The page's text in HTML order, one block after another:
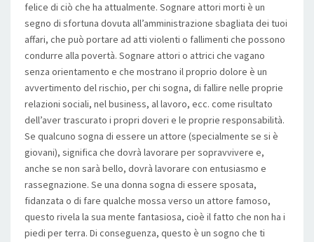
felice di ciò che ha attualmente. Sognare attori morti è un
segno di sfortuna dovuta all’amministrazione sbagliata dei tuoi
affari, che può portare ad atti violenti o fallimenti che possono
condurre alla povertà. Sognare attori o attrici che vagano
senza orientamento e che mostrano il proprio dolore è un
avvertimento del rischio, per chi sogna, di fallire nelle proprie
relazioni sociali, nel business, al lavoro, ecc. come risultato
dell’aver trascurato i propri doveri e le proprie responsabilità.
Se qualcuno sogna di essere un attore (specialmente se si è
giovani), significa che dovrà lavorare per sopravvivere e,
anche se non sarà bello, dovrà lavorare con entusiasmo e
rassegnazione. Se una donna sogna di essere sposata,
fidanzata o di fare qualche mossa verso un attore famoso,
questo rivela la sua mente fantasiosa, cioè il fatto che non ha i
piedi per terra. Di conseguenza, questo è un sogno che ti